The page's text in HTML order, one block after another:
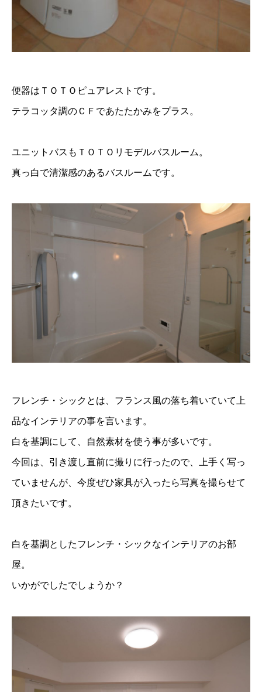
便器はＴＯＴＯピュアレストです。
テラコッタ調のＣＦであたたかみをプラス。
ユニットバスもＴＯＴＯリモデルバスルーム。
真っ白で清潔感のあるバスルームです。
フレンチ・シックとは、フランス風の落ち着いていて上
品なインテリアの事を言います。
白を基調にして、自然素材を使う事が多いです。
今回は、引き渡し直前に撮りに行ったので、上手く写っ
ていませんが、今度ぜひ家具が入ったら写真を撮らせて
頂きたいです。
白を基調としたフレンチ・シックなインテリアのお部
屋。
いかがでしたでしょうか？